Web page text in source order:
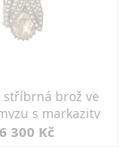
stříbrná brož ve
s markazity
6 300 Kč